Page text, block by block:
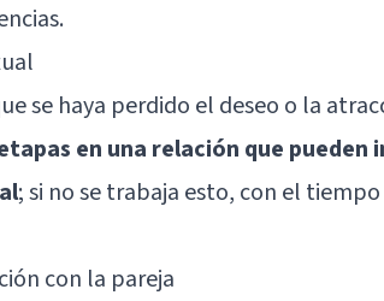
se haya perdido el deseo o la
en una relación que pueden
; si no se trabaja esto, con el
con la pareja